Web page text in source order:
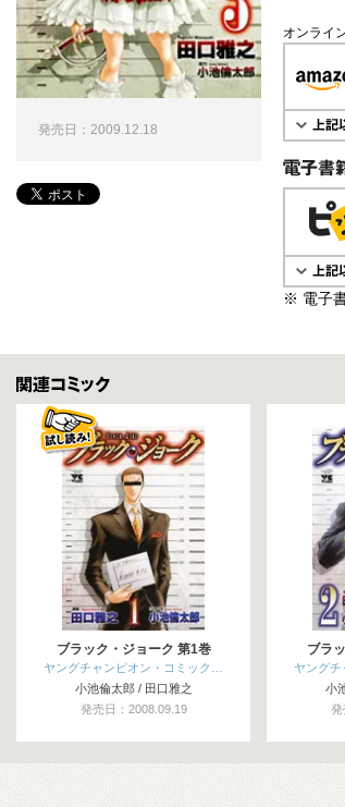
オンライ
電子書籍
※ 電子
発売日：2009.12.18
関連コミックス
ブラック・ジョーク 第1巻
ヤングチャンピオン・コミック…
小池倫太郎 / 田口雅之
発売日：2008.09.19
ブラ
ヤングチ
小
発